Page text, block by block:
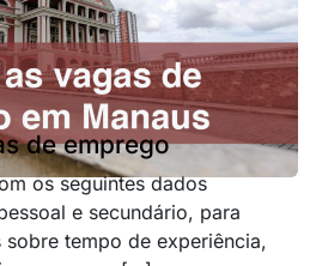
de emprego
os seguintes dados
e secundário, para
tempo de experiência,